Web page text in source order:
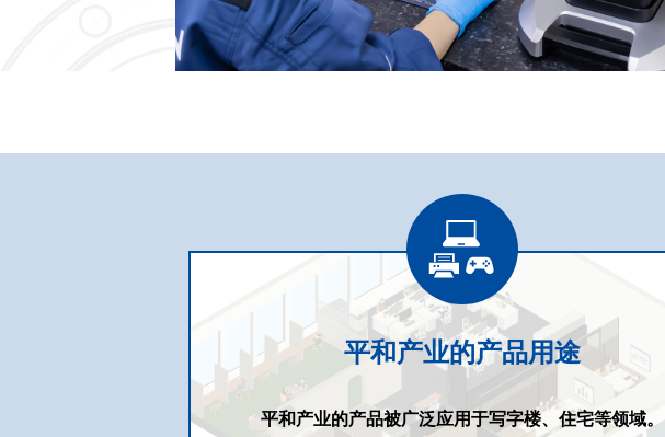
平和产业的产品用途
平和产业的产品被广泛应用于写字楼、住宅等领域。